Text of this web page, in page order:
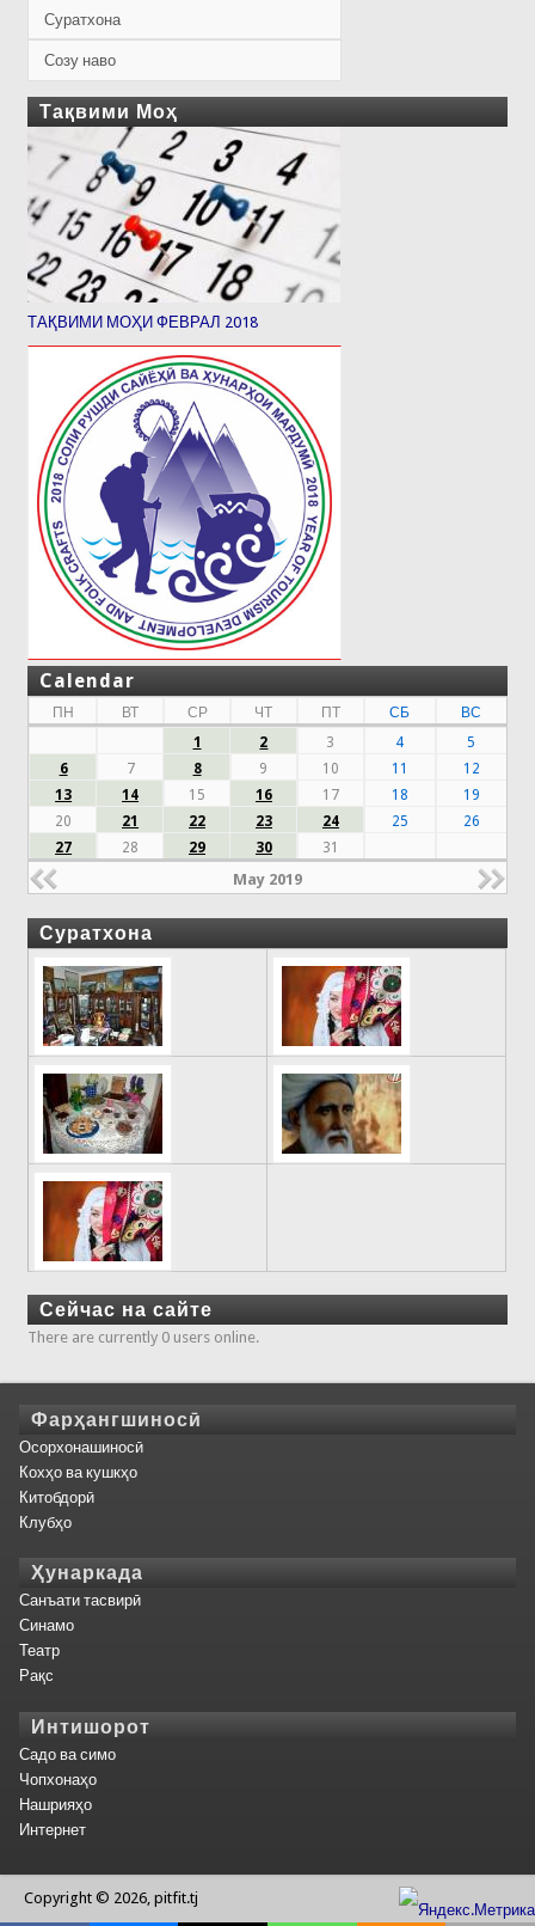
Суратхона
Созу наво
Тақвими Моҳ
ТАҚВИМИ МОҲИ ФЕВРАЛ 2018
Calendar
ПН ВТ СР ЧТ ПТ СБ
ВС
1
2 3 4
5
6
7 8 9 10 11
12
13
14 15 16 17 18
19
20
21 22 23 24 25
26
27
28 29 30 31
May 2019
Суратхона
Сейчас на сайте
There are currently 0 users online.
Фарҳангшиносӣ
Осорхонашиносӣ
Кохҳо ва кушкҳо
Китобдорӣ
Клубҳо
Ҳунаркада
Санъати тасвирӣ
Синамо
Театр
Рақс
Интишорот
Садо ва симо
Чопхонаҳо
Нашрияҳо
Интернет
Copyright © 2026, pitfit.tj